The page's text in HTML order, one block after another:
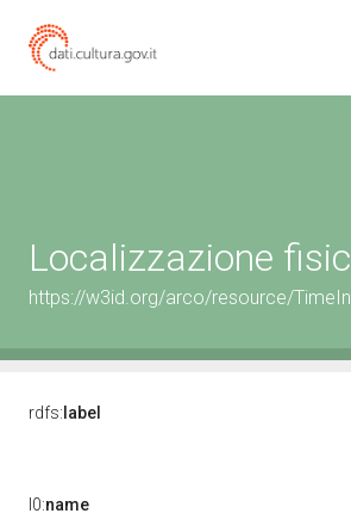
Localizzazione
https://w3id.org/arco/resource/
rdfs: label
l0:name